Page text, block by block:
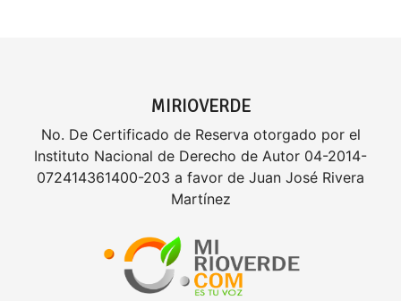
MIRIOVERDE
No. De Certificado de Reserva otorgado por el
Instituto Nacional de Derecho de Autor 04-2014-
072414361400-203 a favor de Juan José Rivera
Martínez